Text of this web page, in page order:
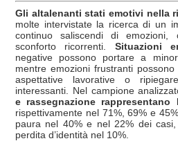
Gli altalenanti stati emotivi nella
molte intervistate la ricerca di un
continuo saliscendi di
sconforto ricorrenti. Situazioni
negative possono portare a
mentre emozioni frustranti
aspettative lavorative o
interessanti. Nel campione
e rassegnazione
rispettivamente nel 71%, 69% e
paura nel 40% e nel 22% dei
perdita d’identità nel 10%.